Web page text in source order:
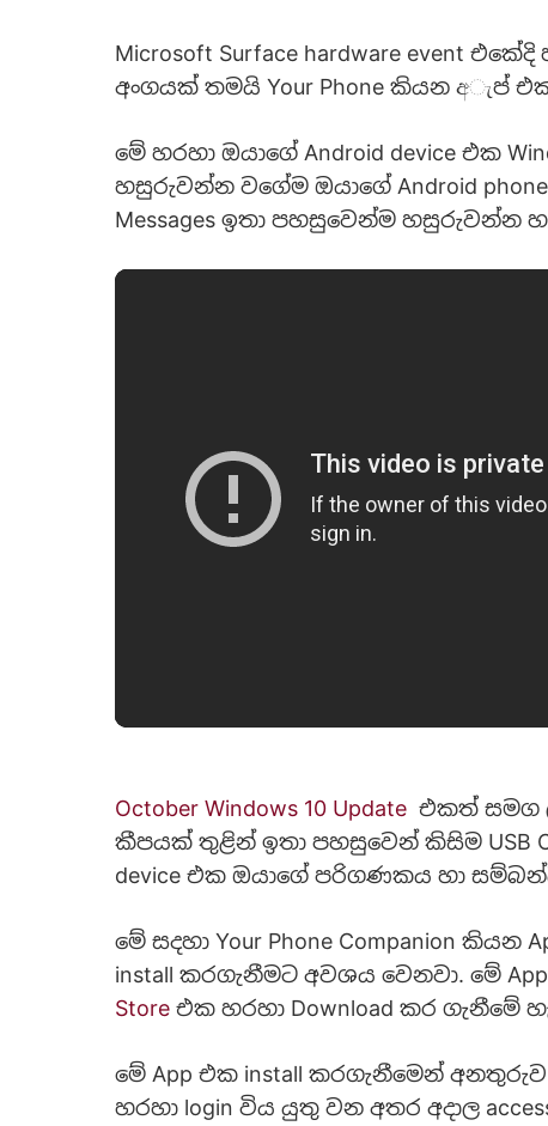
Microsoft Surface hardware event
අංගයක් තමයි Your Phone කියන අැප්
මේ හරහා ඔයාගේ Android device එක
හසුරුවන්න වගේම ඔයාගේ Android
Messages ඉතා පහසුවෙන්ම හසුරුවන්න
October Windows 10 Update එකත් සමග
කීපයක් තුළින් ඉතා පහසුවෙන් කිසිම USB
device එක ඔයාගේ පරිගණකය හා
මේ සදහා Your Phone Companion කියන
install කරගැනීමට අවශය වෙනවා. මේ
Store එක හරහා Download කර ගැනීමේ
මේ App එක install කරගැනීමෙන් අනතුරුව
හරහා login විය යුතු වන අතර අදාල